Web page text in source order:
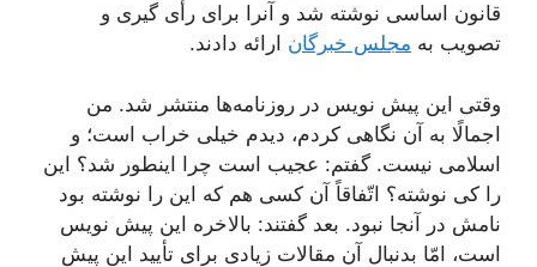
قانون اساسى نوشته شد و آنرا براى رأى گیرى و
تصویب به مجلس خبرگان ارائه دادند.
وقتى این پیش نویس در روزنامه‌ها منتشر شد. من
اجمالًا به آن نگاهى كردم، دیدم خیلى خراب است؛ و
اسلامى نیست. گفتم: عجیب است چرا اینطور شد؟ این
را كى نوشته؟ اتّفاقاً آن كسى هم كه این را نوشته بود
نامش در آنجا نبود. بعد گفتند: بالاخره این پیش نویس
است، امّا بدنبال آن مقالات زیادى براى تأیید این پیش